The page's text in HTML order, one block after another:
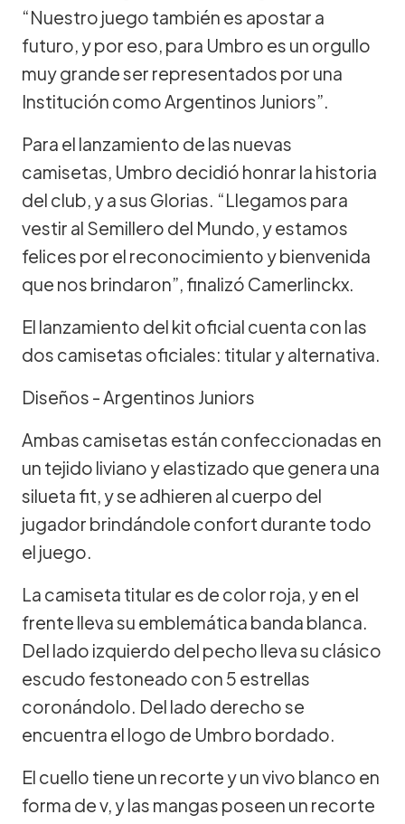
“Nuestro juego también es apostar a
futuro, y por eso, para Umbro es un orgullo
muy grande ser representados por una
Institución como Argentinos Juniors”.
Para el lanzamiento de las nuevas
camisetas, Umbro decidió honrar la historia
del club, y a sus Glorias. “Llegamos para
vestir al Semillero del Mundo, y estamos
felices por el reconocimiento y bienvenida
que nos brindaron”, finalizó Camerlinckx.
El lanzamiento del kit oficial cuenta con las
dos camisetas oficiales: titular y alternativa.
Diseños - Argentinos Juniors
Ambas camisetas están confeccionadas en
un tejido liviano y elastizado que genera una
silueta fit, y se adhieren al cuerpo del
jugador brindándole confort durante todo
el juego.
La camiseta titular es de color roja, y en el
frente lleva su emblemática banda blanca.
Del lado izquierdo del pecho lleva su clásico
escudo festoneado con 5 estrellas
coronándolo. Del lado derecho se
encuentra el logo de Umbro bordado.
El cuello tiene un recorte y un vivo blanco en
forma de v, y las mangas poseen un recorte